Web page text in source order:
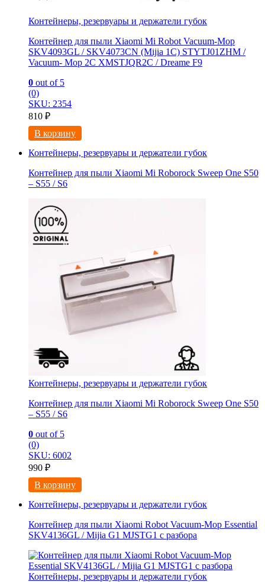
Контейнеры, резервуары и держатели губок
Контейнер для пыли Xiaomi Mi Robot Vacuum-Mop
SKV4093GL / SKV4073CN (Mijia 1C) STYTJ01ZHM /
Vacuum- Mop 2C XMSTJQR2C / Dreame F9
0 out of 5
(0)
SKU: 2354
810 ₽
В корзину
Контейнеры, резервуары и держатели губок
Контейнер для пыли Xiaomi Mi Roborock Sweep One S50
– S55 / S6
Контейнеры, резервуары и держатели губок
Контейнер для пыли Xiaomi Mi Roborock Sweep One S50
– S55 / S6
0 out of 5
(0)
SKU: 6002
990 ₽
В корзину
Контейнеры, резервуары и держатели губок
Контейнер для пыли Xiaomi Robot Vacuum-Mop Essential
SKV4136GL / Mijia G1 MJSTG1 с разбора
Контейнеры, резервуары и держатели губок